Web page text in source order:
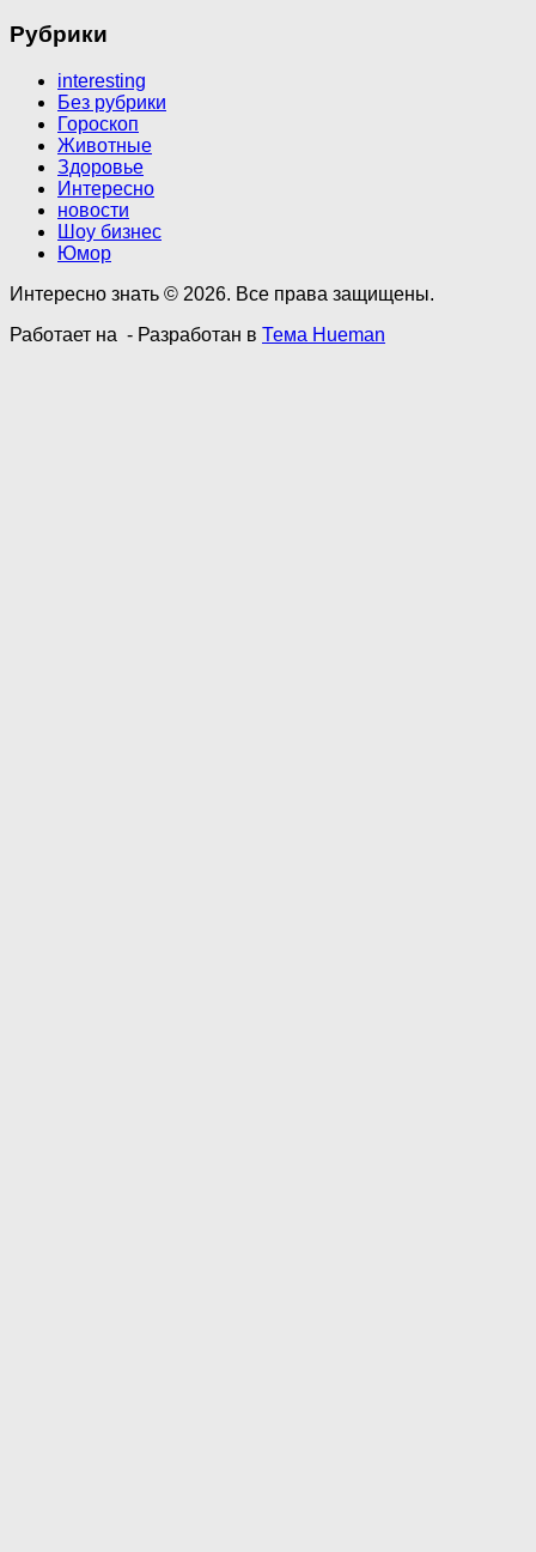
Рубрики
interesting
Без рубрики
Гороскоп
Животные
Здоровье
Интересно
новости
Шоу бизнес
Юмор
Интересно знать © 2026. Все права защищены.
Работает на - Разработан в Тема Hueman